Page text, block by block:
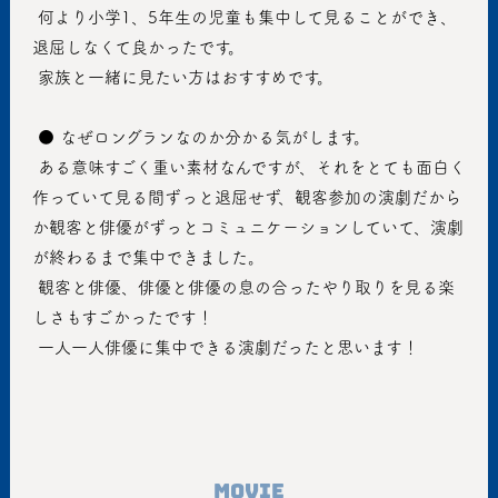
退屈しなくて良かったです。
家族と一緒に見たい方はおすすめです。
● なぜロングランなのか分かる気がします。
作っていて見る間ずっと退屈せず、観客参加の演劇だから
か観客と俳優がずっとコミュニケーションしていて、演劇
が終わるまで集中できました。
しさもすごかったです！
一人一人俳優に集中できる演劇だったと思います！